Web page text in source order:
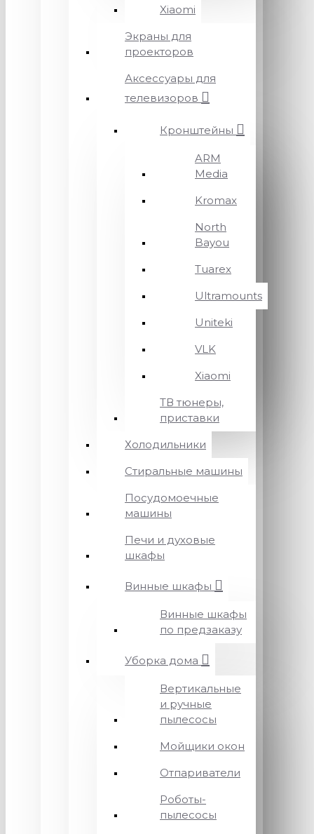
Xiaomi
Экраны для
проекторов
Аксессуары для
телевизоров
Кронштейны
ARM
Media
Kromax
North
Bayou
Tuarex
Ultramounts
Uniteki
VLK
Xiaomi
ТВ тюнеры,
приставки
Холодильники
Стиральные машины
Посудомоечные
машины
Печи и духовые
шкафы
Винные шкафы
Винные шкафы
по предзаказу
Уборка дома
Вертикальные
и ручные
пылесосы
Мойщики окон
Отпариватели
Роботы-
пылесосы